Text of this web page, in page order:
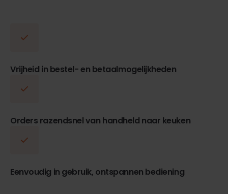
Vrijheid in bestel- en betaalmogelijkheden
Orders razendsnel van handheld naar keuken
Eenvoudig in gebruik, ontspannen bediening